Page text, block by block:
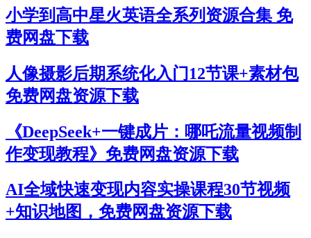
小学到高中星火英语全系列资源合集 免
费网盘下载
人像摄影后期系统化入门12节课+素材包
免费网盘资源下载
《DeepSeek+一键成片：哪吒流量视频制
作变现教程》免费网盘资源下载
AI全域快速变现内容实操课程30节视频
+知识地图，免费网盘资源下载